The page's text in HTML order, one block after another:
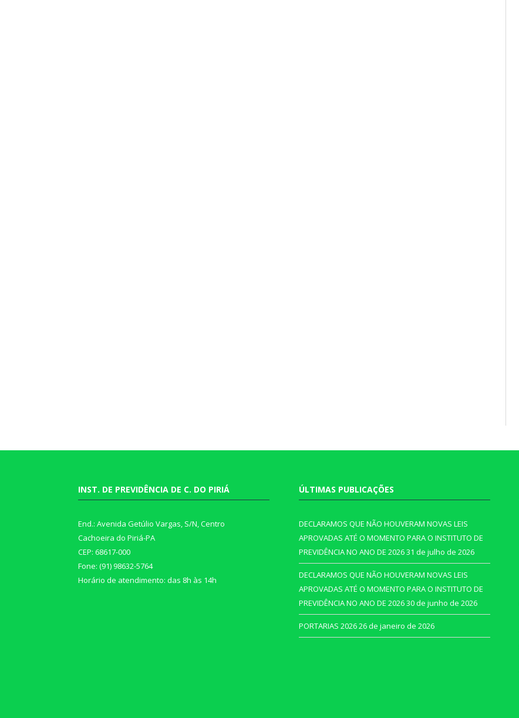
INST. DE PREVIDÊNCIA DE C. DO PIRIÁ
End.: Avenida Getúlio Vargas, S/N, Centro
Cachoeira do Piriá-PA
CEP: 68617-000
Fone: (91) 98632-5764
Horário de atendimento: das 8h às 14h
ÚLTIMAS PUBLICAÇÕES
DECLARAMOS QUE NÃO HOUVERAM NOVAS LEIS
APROVADAS ATÉ O MOMENTO PARA O INSTITUTO DE
PREVIDÊNCIA NO ANO DE 202631 de julho de 2026
DECLARAMOS QUE NÃO HOUVERAM NOVAS LEIS
APROVADAS ATÉ O MOMENTO PARA O INSTITUTO DE
PREVIDÊNCIA NO ANO DE 202630 de junho de 2026
PORTARIAS 202626 de janeiro de 2026